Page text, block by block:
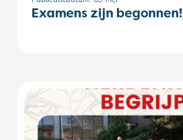
Examens zijn begonnen!